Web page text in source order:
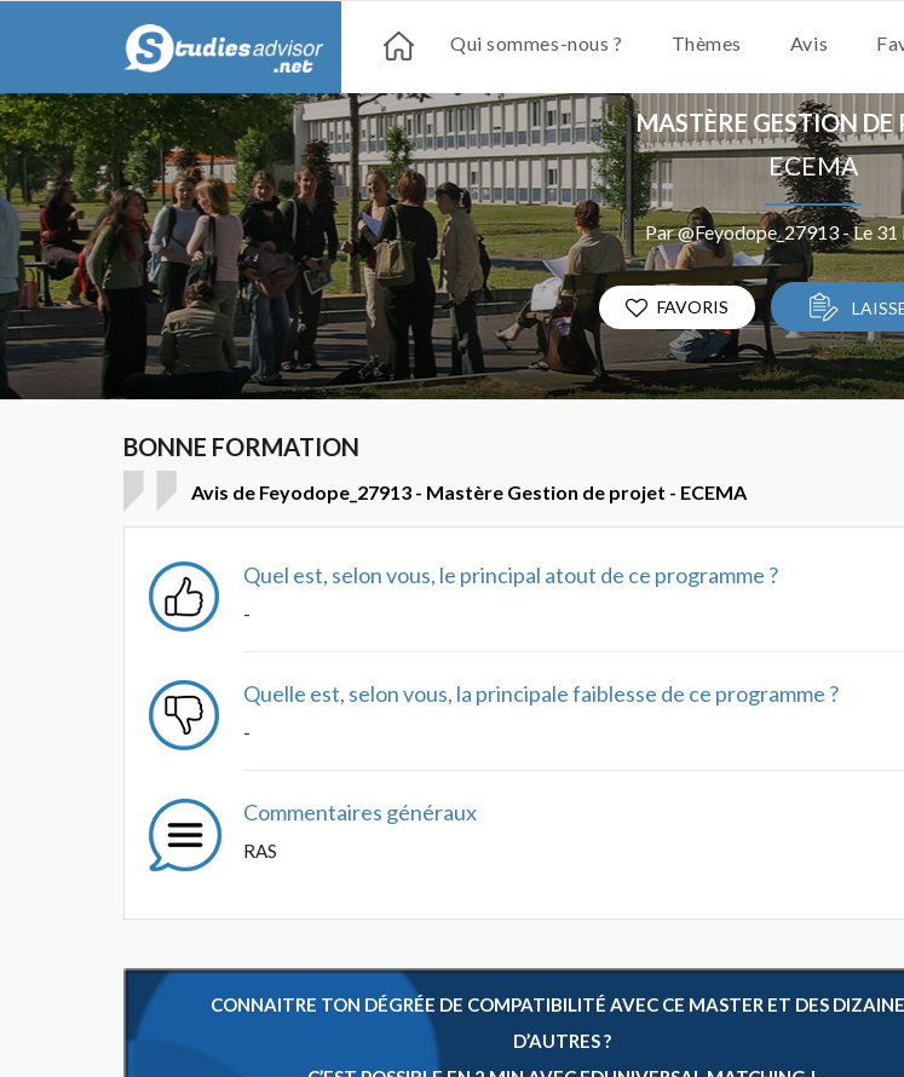
Qui sommes-nous ? Thèmes Avis
MASTÈRE GESTION DE
ECEMA
Par @Feyodope_27913 - Le
FAVORIS
BONNE FORMATION
Avis de Feyodope_27913 - Mastère Gestion de projet - ECEMA
Quel est, selon vous, le principal atout de ce programme ?
-
Quelle est, selon vous, la principale faiblesse de ce programme ?
-
Commentaires généraux
RAS
CONNAITRE TON DÉGRÉE DE COMPATIBILITÉ AVEC CE MASTER ET DES
D’AUTRES ?